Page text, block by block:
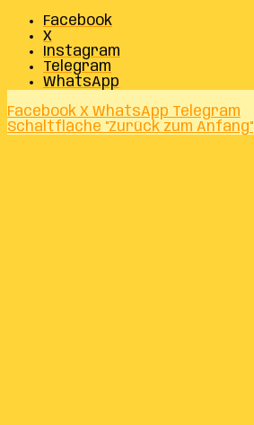
Facebook
X
Instagram
Telegram
WhatsApp
Facebook X WhatsApp Telegram
Schaltfläche "Zurück zum Anfang"